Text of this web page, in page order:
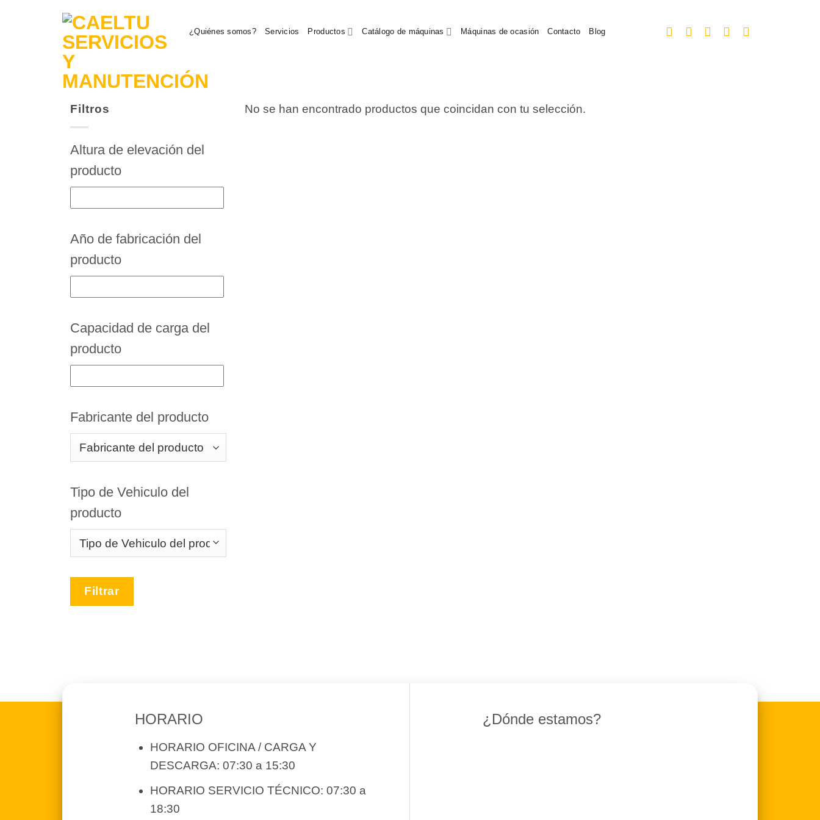
¿Quiénes somos? Servicios Productos Catálogo de máquinas Máquinas de ocasión Contacto Blog
Filtros
Altura de elevación del
producto
Año de fabricación del
producto
Capacidad de carga del
producto
Fabricante del producto
Tipo de Vehiculo del
producto
Filtrar
No se han encontrado productos que coincidan con tu selección.
HORARIO
HORARIO OFICINA / CARGA Y
DESCARGA: 07:30 a 15:30
HORARIO SERVICIO TÉCNICO: 07:30 a
18:30
¿Dónde estamos?